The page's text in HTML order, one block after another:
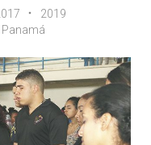
2019
Panamá